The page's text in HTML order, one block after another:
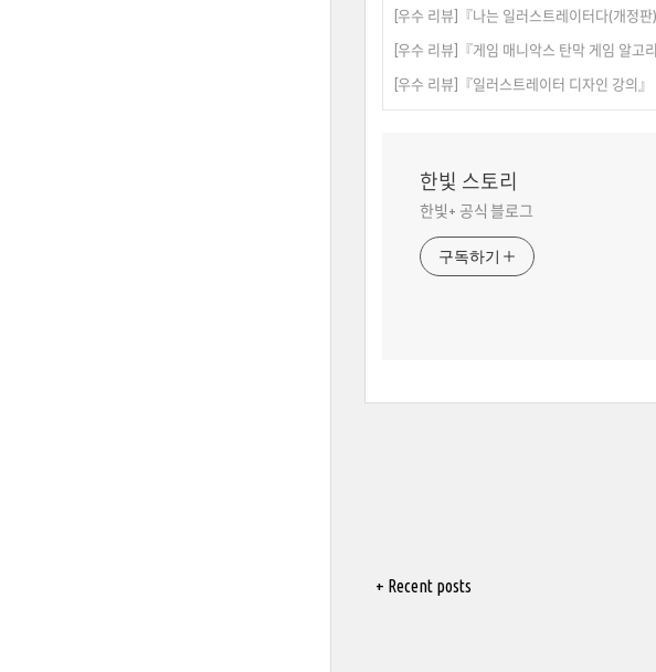
[우수 리뷰]『나는 일러스트레이터다(개정판)
[우수 리뷰]『게임 매니악스 탄막 게임 알고리
[우수 리뷰]『일러스트레이터 디자인 강의』
한빛 스토리
한빛+ 공식 블로그
구독하기
+ Recent posts